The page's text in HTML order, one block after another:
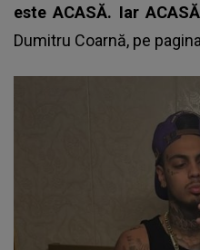
este ACASĂ. Iar
Dumitru Coarnă, pe